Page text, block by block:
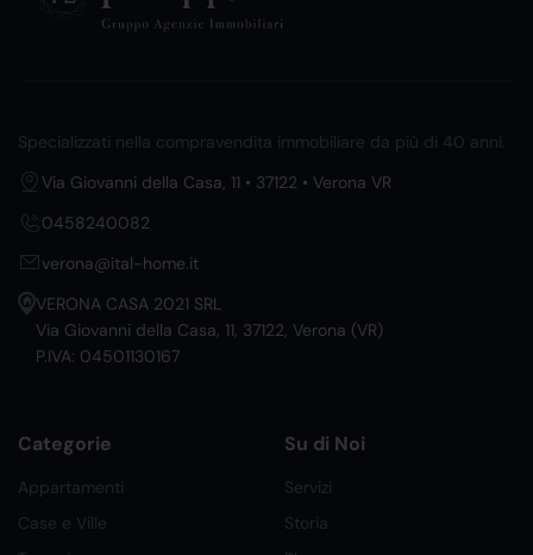
Specializzati nella compravendita immobiliare da più di 40 anni.
Via Giovanni della Casa, 11 • 37122 • Verona VR
0458240082
verona@ital-home.it
VERONA CASA 2021 SRL
Via Giovanni della Casa, 11, 37122, Verona (VR)
P.IVA: 04501130167
Categorie
Appartamenti
Case e Ville
Su di Noi
Servizi
Storia